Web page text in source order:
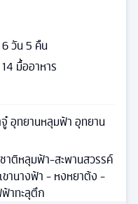
6วัน5 คืน
14 มื้ออาหาร
อุทยานหลุมฟ้า อุทยาน
าติหลุมฟ้า-สะพานสวรรค์
ขานางฟ้า - หงหยาต้ง -
าทะลุตึก